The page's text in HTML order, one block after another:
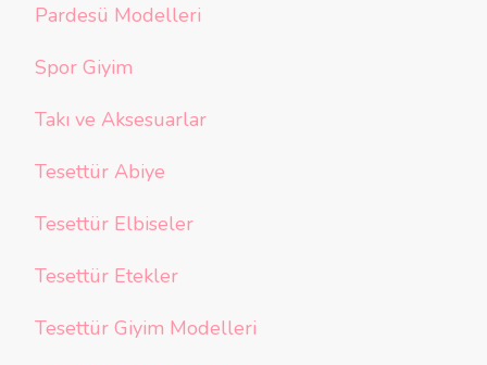
Pardesü Modelleri
Spor Giyim
Takı ve Aksesuarlar
Tesettür Abiye
Tesettür Elbiseler
Tesettür Etekler
Tesettür Giyim Modelleri